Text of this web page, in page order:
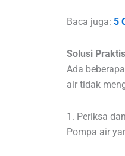
Baca juga: 5
Solusi
Ada
air tidak
1. Periksa
Pompa air